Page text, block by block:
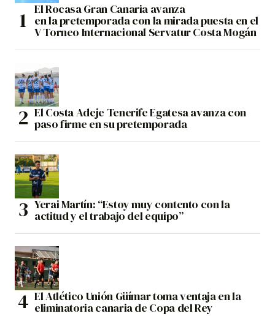
El Rocasa Gran Canaria avanza
en la pretemporada con la mirada puesta en el
V Torneo Internacional Servatur Costa Mogán
El Costa Adeje Tenerife Egatesa avanza con
paso firme en su pretemporada
Yerai Martín: “Estoy muy contento con la
actitud y el trabajo del equipo”
El Atlético Unión Güímar toma ventaja en la
eliminatoria canaria de Copa del Rey